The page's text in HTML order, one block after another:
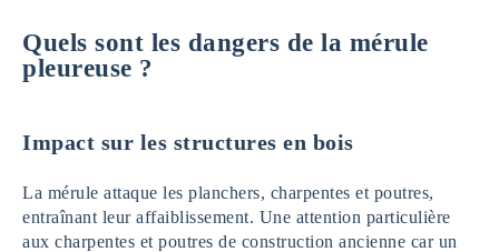
Quels sont les dangers de la mérule
pleureuse ?
Impact sur les structures en bois
La mérule attaque les planchers, charpentes et poutres,
entraînant leur affaiblissement. Une attention particulière
aux charpentes et poutres de construction ancienne car un